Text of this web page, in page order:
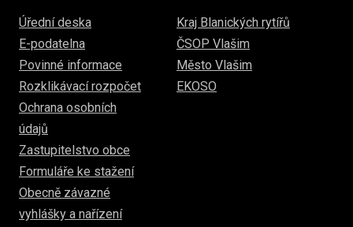
Úřední deska
E-podatelna
Povinné informace
Rozklikávací rozpočet
Ochrana osobních
údajů
Zastupitelstvo obce
Formuláře ke stažení
Obecně závazné
vyhlášky a nařízení
Kraj Blanických rytířů
ČSOP Vlašim
Město Vlašim
EKOSO